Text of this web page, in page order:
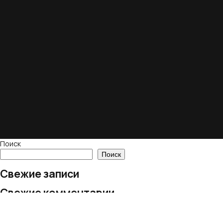
Поиск
Поиск
Свежие записи
Свежие комментарии